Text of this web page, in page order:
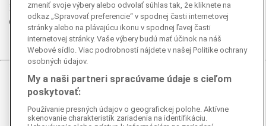
Twitter
Telegram
RSS
© 2026 Epoch Times Slovensko
Všetky práva vyhradené. Publikovanie alebo ďalšie šírenie
správ a fotografií zo zdrojov TASR je bez
zmeniť svoje výbery alebo odvolať súhlas tak, že kliknete na
odkaz „Spravovať preferencie“ v spodnej časti internetovej
stránky alebo na plávajúcu ikonu v spodnej ľavej časti
internetovej stránky. Vaše výbery budú mať účinok na náš
Webové sídlo. Viac podrobností nájdete v našej Politike ochrany
osobných údajov.
My a naši partneri spracúvame údaje s cieľom
poskytovať:
Používanie presných údajov o geografickej polohe. Aktívne
skenovanie charakteristík zariadenia na identifikáciu.